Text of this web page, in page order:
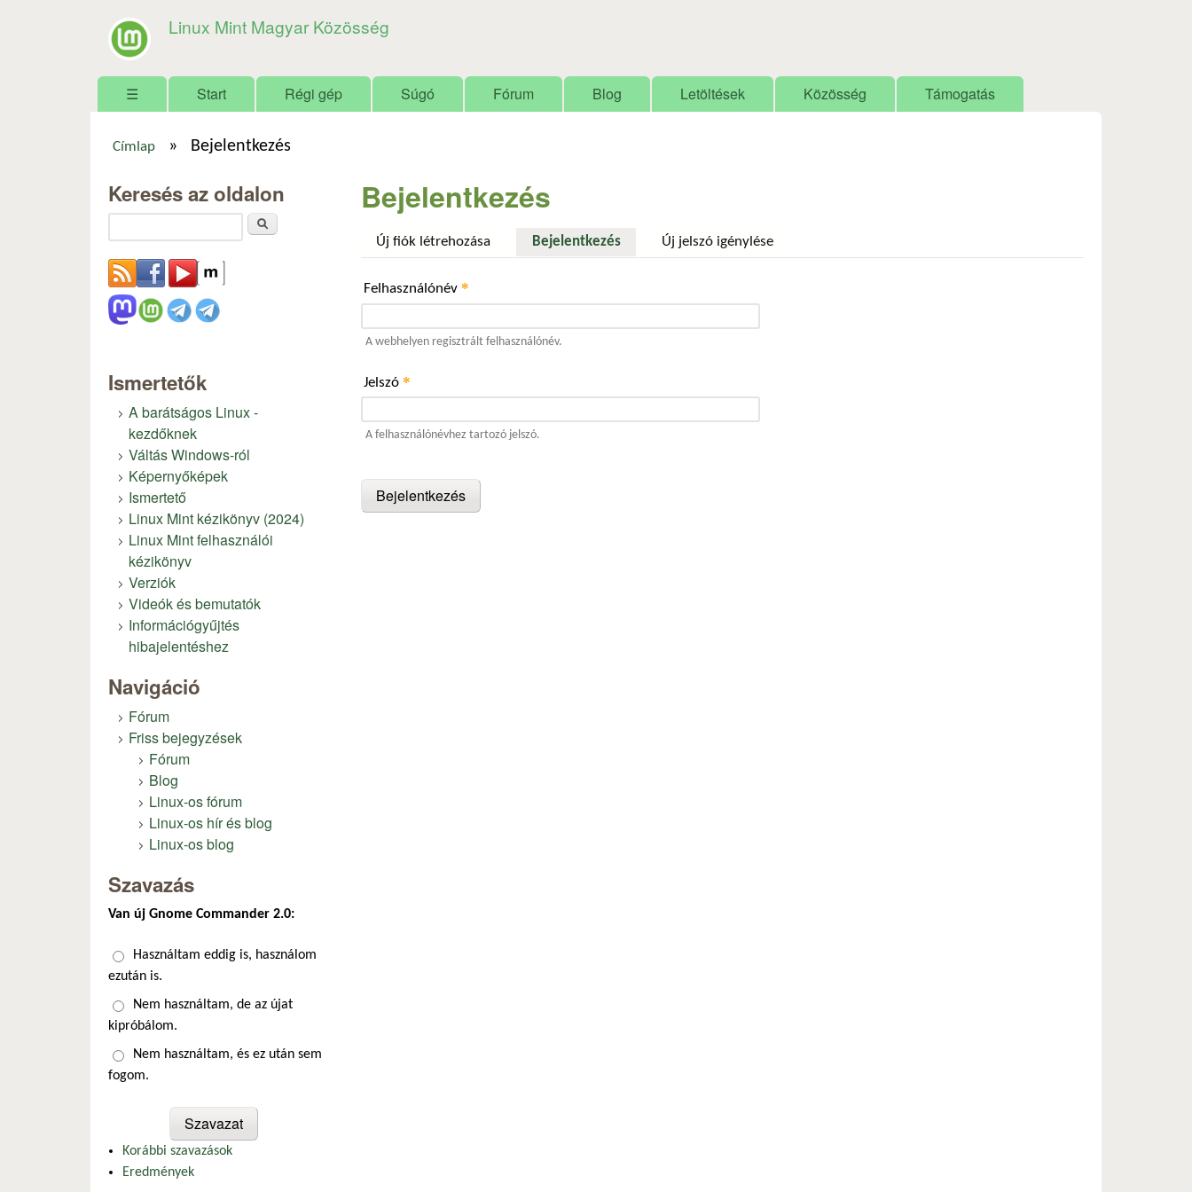
Linux Mint Magyar Közösség
Főmenü
☰ Start Régi gép Súgó Fórum Blog Letöltések Közösség Támogatás
Címlap » Bejelentkezés
Bejelentkezés
Új fiók létrehozása Bejelentkezés(aktív fül)Új jelszó igénylése
Felhasználónév *
A webhelyen regisztrált felhasználónév.
Jelszó *
A felhasználónévhez tartozó jelszó.
Keresés az oldalon
Ismertetők
A barátságos Linux -
kezdőknek
Váltás Windows-ról
Képernyőképek
Ismertető
Linux Mint kézikönyv (2024)
Linux Mint felhasználói
kézikönyv
Verziók
Videók és bemutatók
Információgyűjtés
hibajelentéshez
Navigáció
Fórum
Friss bejegyzések
Fórum
Blog
Linux-os fórum
Linux-os hír és blog
Linux-os blog
Szavazás
Van új Gnome Commander 2.0:
Választások
Használtam eddig is, használom
ezután is.
Nem használtam, de az újat
kipróbálom.
Nem használtam, és ez után sem
fogom.
Korábbi szavazások
Eredmények